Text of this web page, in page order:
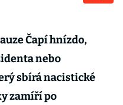
Čapí hnízdo,
nebo
sbírá nacistické
zamíří po